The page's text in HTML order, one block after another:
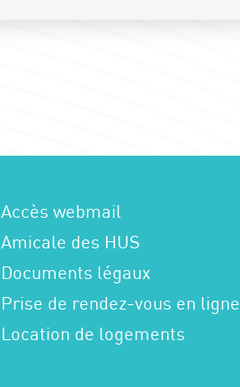
Accès webmail
Amicale des HUS
Documents légaux
Prise de rendez-vous en ligne
Location de logements